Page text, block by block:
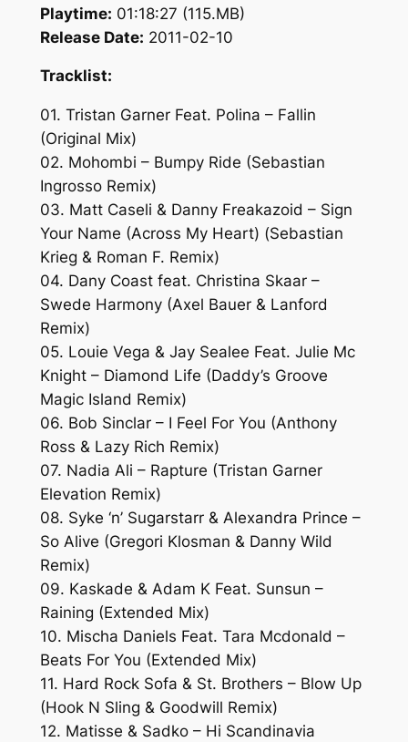
Playtime: 01:18:27 (115.MB)
Release Date: 2011-02-10
Tracklist:
01. Tristan Garner Feat. Polina – Fallin
(Original Mix)
02. Mohombi – Bumpy Ride (Sebastian
Ingrosso Remix)
03. Matt Caseli & Danny Freakazoid – Sign
Your Name (Across My Heart) (Sebastian
Krieg & Roman F. Remix)
04. Dany Coast feat. Christina Skaar –
Swede Harmony (Axel Bauer & Lanford
Remix)
05. Louie Vega & Jay Sealee Feat. Julie Mc
Knight – Diamond Life (Daddy’s Groove
Magic Island Remix)
06. Bob Sinclar – I Feel For You (Anthony
Ross & Lazy Rich Remix)
07. Nadia Ali – Rapture (Tristan Garner
Elevation Remix)
08. Syke ‘n’ Sugarstarr & Alexandra Prince –
So Alive (Gregori Klosman & Danny Wild
Remix)
09. Kaskade & Adam K Feat. Sunsun –
Raining (Extended Mix)
10. Mischa Daniels Feat. Tara Mcdonald –
Beats For You (Extended Mix)
11. Hard Rock Sofa & St. Brothers – Blow Up
(Hook N Sling & Goodwill Remix)
12. Matisse & Sadko – Hi Scandinavia